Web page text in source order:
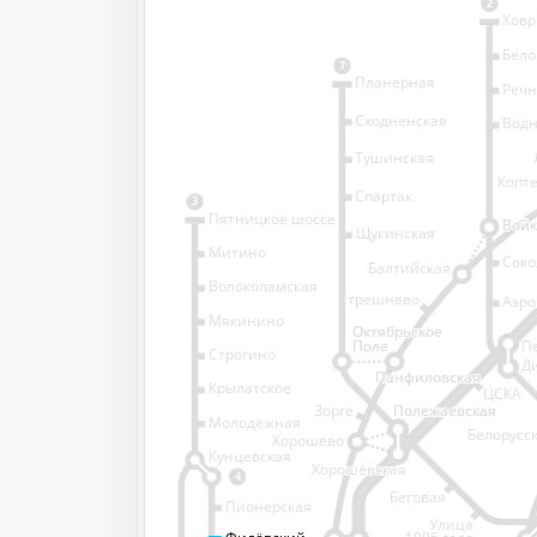
2
7
3
4
Хорошёво
Зорге
Панфиловская
Панфиловская
Стрешнево
Балтийская
Планерная
Сходненская
Тушинская
Спартак
Щукинская
Митино
Волоколамская
Мякинино
Строгино
Крылатское
Молодёжная
Кунцевская
Пионерская
Пятницкое шоссе
Беговая
Улица
Октябрьское
Поле
Октябрьское
Поле
Полежаевская
Полежаевская
Хорошёвская
Хорошёвская
ЦСКА
Белорусский
вокзал